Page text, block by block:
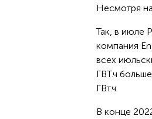
Несмотря
Так, в июле
компания
всех
ГВТ.ч
ГВт.ч.
В конце